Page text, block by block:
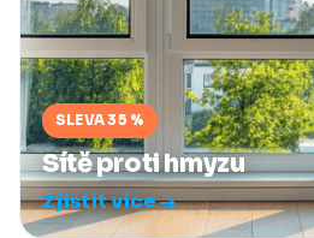
SLEVA 35 %
Sítě proti hmyzu
Zjistit více